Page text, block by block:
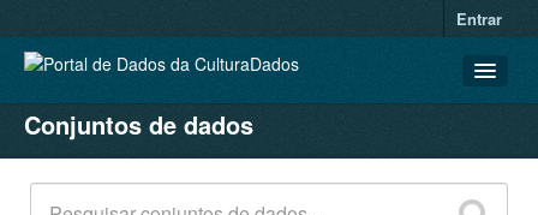
Entrar
CONJUNTOS DE DADOS
ORGANIZAÇÕES
GRUPOS
Conjuntos de dados